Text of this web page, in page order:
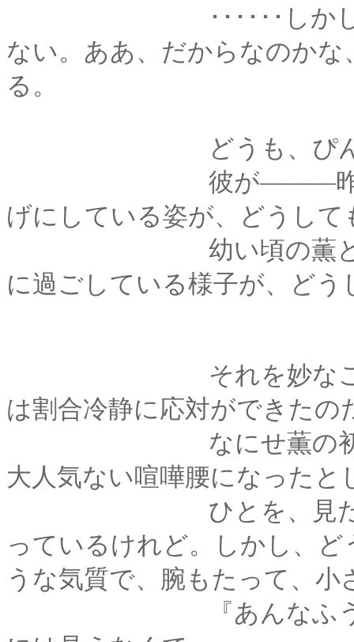
･･････しかし、その
ない。ああ、だからなのか
る。
どうも、ぴんとこ
彼が―――昨日会った
げにしている姿が、どうし
幼い頃の薫と少年だ
に過ごしている様子が、ど
それを妙なことだと
は割合冷静に応対ができたの
なにせ薫の初恋の相
大人気ない喧嘩腰になった
ひとを、見た目で判
っているけれど。しかし、
うな気質で、腕もたって、小
『あんなふうになり